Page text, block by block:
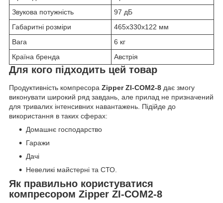
Звукова потужність
97 дБ
Габаритні розміри
465х330х122 мм
Вага
6 кг
Країна бренда
Австрія
Для кого підходить цей товар
Продуктивність компресора Zipper ZI-COM2-8 дає змогу
виконувати широкий ряд завдань, але прилад не призначений
для тривалих інтенсивних навантажень. Підійде до
використання в таких сферах:
Домашнє господарство
Гаражи
Дачі
Невеликі майстерні та СТО.
Як правильно користуватися
компресором Zipper ZI-COM2-8